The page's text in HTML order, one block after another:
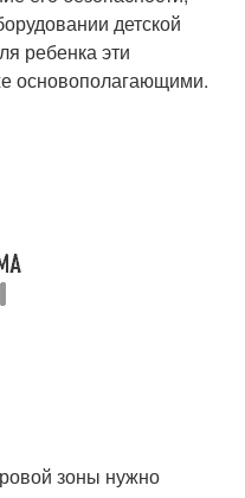
детской
ребенка эти
основополагающими.
зоны нужно